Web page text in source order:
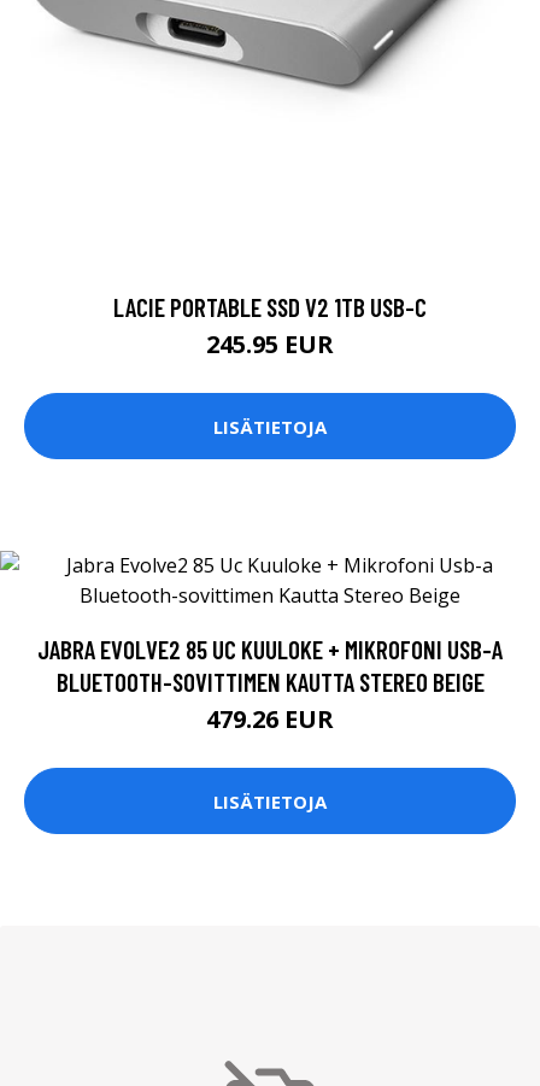
LACIE PORTABLE SSD V2 1TB USB-C
245.95 EUR
LISÄTIETOJA
JABRA EVOLVE2 85 UC KUULOKE + MIKROFONI USB-A
BLUETOOTH-SOVITTIMEN KAUTTA STEREO BEIGE
479.26 EUR
LISÄTIETOJA